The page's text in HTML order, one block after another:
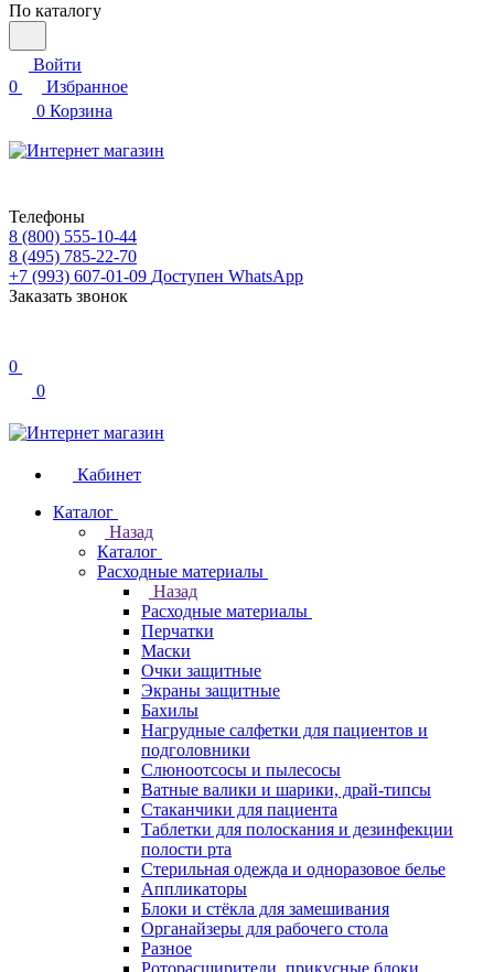
По каталогу
Войти
0
Избранное
0 Корзина
Телефоны
8 (800) 555-10-44
8 (495) 785-22-70
+7 (993) 607-01-09 Доступен WhatsApp
Заказать звонок
0
0
Кабинет
Каталог
Назад
Каталог
Расходные материалы
Назад
Расходные материалы
Перчатки
Маски
Очки защитные
Экраны защитные
Бахилы
Нагрудные салфетки для пациентов и
подголовники
Слюноотсосы и пылесосы
Ватные валики и шарики, драй-типсы
Стаканчики для пациента
Таблетки для полоскания и дезинфекции
полости рта
Стерильная одежда и одноразовое белье
Аппликаторы
Блоки и стёкла для замешивания
Органайзеры для рабочего стола
Разное
Роторасширители, прикусные блоки